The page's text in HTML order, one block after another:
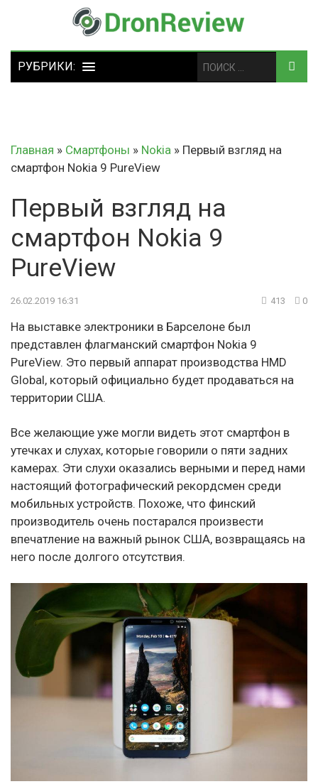
Главная » Смартфоны » Nokia » Первый взгляд на
смартфон Nokia 9 PureView
Первый взгляд на
смартфон Nokia 9
PureView
26.02.2019 16:31 413 0
На выставке электроники в Барселоне был
представлен флагманский смартфон Nokia 9
PureView. Это первый аппарат производства HMD
Global, который официально будет продаваться на
территории США.
Все желающие уже могли видеть этот смартфон в
утечках и слухах, которые говорили о пяти задних
камерах. Эти слухи оказались верными и перед нами
настоящий фотографический рекордсмен среди
мобильных устройств. Похоже, что финский
производитель очень постарался произвести
впечатление на важный рынок США, возвращаясь на
него после долгого отсутствия.